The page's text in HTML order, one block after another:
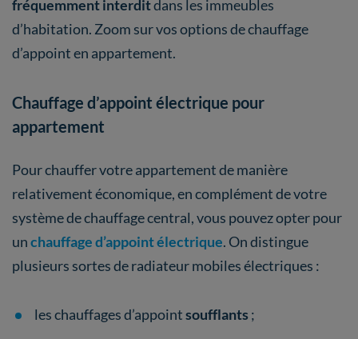
fréquemment interditdans les immeubles
d’habitation. Zoom sur vos options de chauffage
d’appoint en appartement.
Chauffage d’appoint électrique pour
appartement
Pour chauffer votre appartement de manière
relativement économique, en complément de votre
système de chauffage central, vous pouvez opter pour
unchauffage d’appoint électrique. On distingue
plusieurs sortes de radiateur mobiles électriques :
les chauffages d’appointsoufflants ;